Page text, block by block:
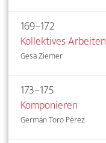
169–172
Kollektives Arbeiten
Gesa Ziemer
173–175
Komponieren
Germán Toro Pérez